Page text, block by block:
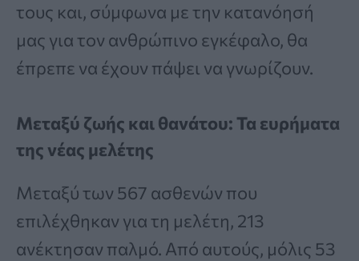
τους και, σύμφωνα με την κατανόησή
μας για τον ανθρώπινο εγκέφαλο, θα
έπρεπε να έχουν πάψει να γνωρίζουν.
Μεταξύ ζωής και θανάτου: Τα ευρήματα
της νέας μελέτης
Μεταξύ των 567 ασθενών που
επιλέχθηκαν για τη μελέτη, 213
ανέκτησαν παλμό. Από αυτούς, μόλις 53